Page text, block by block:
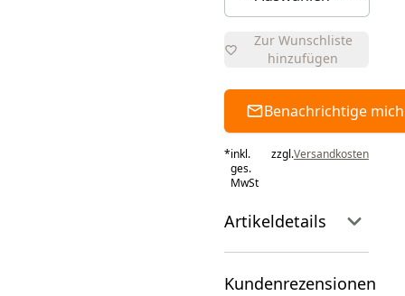
Zur Wunschliste
hinzufügen
Benachrichtige mich
*inkl.
ges.
MwSt
zzgl.Versandkosten
Artikeldetails
Kundenrezensionen